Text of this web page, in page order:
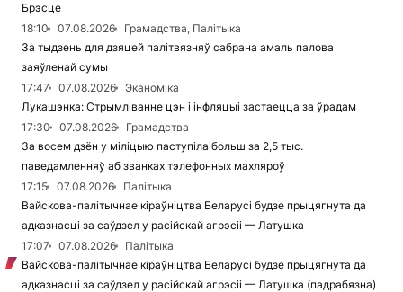
Брэсце
18:10
07.08.2026
Грамадства, Палітыка
За тыдзень для дзяцей палітвязняў сабрана амаль палова
заяўленай сумы
17:47
07.08.2026
Эканоміка
Лукашэнка: Стрымліванне цэн і інфляцыі застаецца за ўрадам
17:30
07.08.2026
Грамадства
За восем дзён у міліцыю паступіла больш за 2,5 тыс.
паведамленняў аб званках тэлефонных махляроў
17:15
07.08.2026
Палітыка
Вайскова-палітычнае кіраўніцтва Беларусі будзе прыцягнута да
адказнасці за саўдзел у расійскай агрэсіі — Латушка
17:07
07.08.2026
Палітыка
Вайскова-палітычнае кіраўніцтва Беларусі будзе прыцягнута да
адказнасці за саўдзел у расійскай агрэсіі — Латушка (падрабязна)